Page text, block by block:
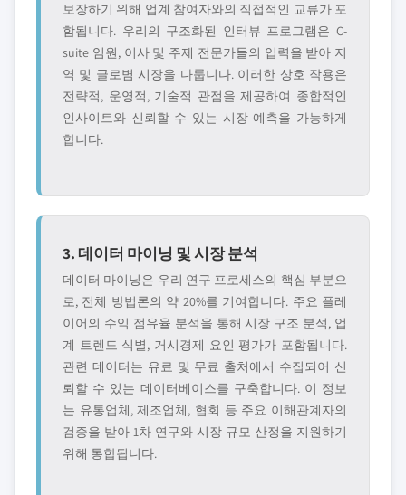
보장하기 위해 업계 참여자와의 직접적인 교류가 포
함됩니다. 우리의 구조화된 인터뷰 프로그램은 C-
suite 임원, 이사 및 주제 전문가들의 입력을 받아 지
역 및 글로볌 시장을 다룹니다. 이러한 상호 작용은
전략적, 운영적, 기술적 관점을 제공하여 종합적인
인사이트와 신뢰할 수 있는 시장 예측을 가능하게
합니다.
3. 데이터 마이닝 및 시장 분석
데이터 마이닝은 우리 연구 프로세스의 핵심 부분으
로, 전체 방법론의 약 20%를 기여합니다. 주요 플레
이어의 수익 점유율 분석을 통해 시장 구조 분석, 업
계 트렌드 식별, 거시경제 요인 평가가 포함됩니다.
관련 데이터는 유료 및 무료 출처에서 수집되어 신
뢰할 수 있는 데이터베이스를 구축합니다. 이 정보
는 유통업체, 제조업체, 협회 등 주요 이해관계자의
검증을 받아 1차 연구와 시장 규모 산정을 지원하기
위해 통합됩니다.